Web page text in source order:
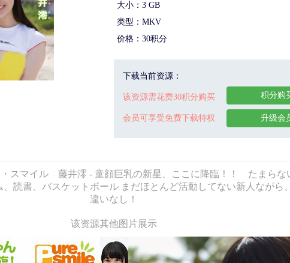
大小：3 GB
类型：MKV
价格：30积分
下载当前资源：
该资源需花费30积分购买
会员可享受免费下载特权
积分购
升级会
・スマイル 藤井澪 - 童顔巨乳の新星、ここに降臨！！ たまらな
書、バスケットボール まだほとんど活動してない新人ながら
違いなし！
该资源其他图片展示